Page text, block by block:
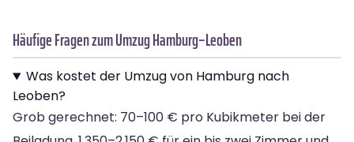
Häufige Fragen zum Umzug Hamburg–Leoben
Was kostet der Umzug von Hamburg nach
Leoben?
Grob gerechnet: 70–100 € pro Kubikmeter bei der